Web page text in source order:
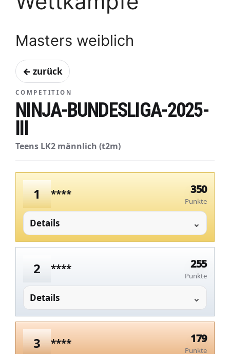
Masters weiblich
← zurück
COMPETITION
NINJA-BUNDESLIGA-2025-
III
Teens LK2 männlich (t2m)
1 **** 350
Punkte
Details
2 **** 255
Punkte
Details
3 **** 179
Punkte